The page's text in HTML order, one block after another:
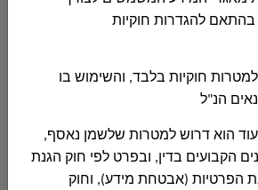
בהתאם להגדרות חוקיות
חוקיות בלבד, והשימוש בו
הנ"ל
הוא דרוש למטרות שלשמן נאסף,
הקבועים בדין, ובפרט לפי חוק הגנת
הפרטיות (אבטחת מידע), וחוק